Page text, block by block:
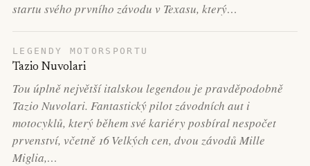
startu svého prvního závodu v Texasu, který…
LEGENDY MOTORSPORTU
Tazio Nuvolari
Tou úplně největší italskou legendou je pravděpodobně
Tazio Nuvolari. Fantastický pilot závodních aut i
motocyklů, který během své kariéry posbíral nespočet
prvenství, včetně 16 Velkých cen, dvou závodů Mille
Miglia,…